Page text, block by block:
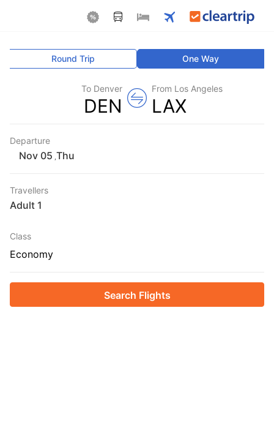
One Way
Round Trip
From Los Angeles
LAX
To Denver
DEN
Departure
Thu
Travellers
1 Adult
Class
Economy